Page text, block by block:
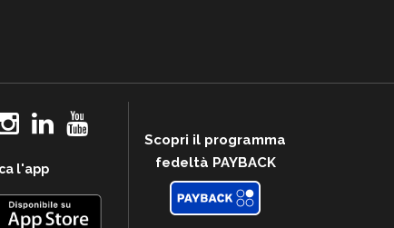
l'app
Scopri il programma
fedeltà PAYBACK